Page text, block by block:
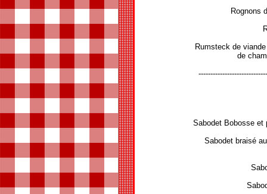
Rognons
Rumsteck de
de
Sabodet Bobosse et
Sabodet braisé